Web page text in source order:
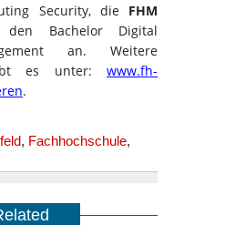
Security, die FHM
Bachelor Digital
an. Weitere
es unter: www.fh-
.
, Fachhochschule,